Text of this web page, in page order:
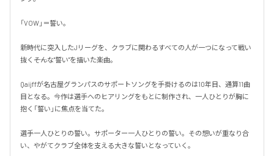
「VOW」＝誓い。
新時代に突入したJリーグを、クラブに関わるすべての人が一つになって戦い
抜く――そんな"誓い"を描いた楽曲。
Qaijffが名古屋グランパスのサポートソングを手掛けるのは10年目、通算11曲
目となる。今作は選手へのヒアリングをもとに制作され、一人ひとりが胸に
抱く「誓い」に焦点を当てた。
選手一人ひとりの誓い。サポーター一人ひとりの誓い。その想いが重なり合
い、やがてクラブ全体を支える大きな誓いとなっていく。